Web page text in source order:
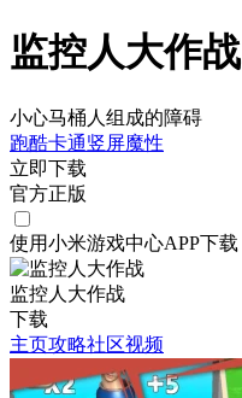
监控人大作战
小心马桶人组成的障碍
跑酷卡通竖屏魔性
立即下载
官方正版
使用小米游戏中心APP下载
监控人大作战
下载
主页攻略社区视频